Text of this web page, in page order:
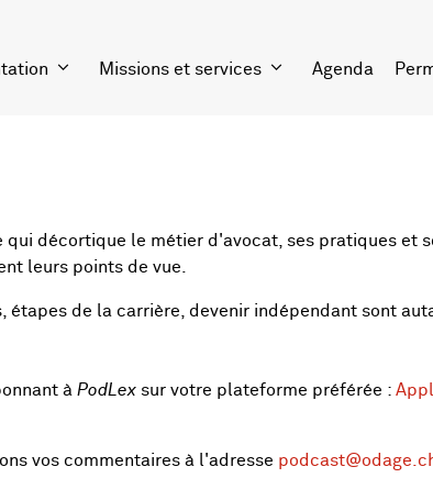
Missions et services Agenda
décortique le métier d'avocat, ses pratiques et
leurs points de vue.
de la carrière, devenir indépendant sont
à PodLex sur votre plateforme préférée :
vos commentaires à l'adresse